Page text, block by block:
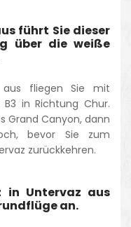
führt Sie dieser
über die weiße
aus fliegen Sie mit
in Richtung Chur.
Grand Canyon, dann
bevor Sie zum
zurückkehren.
in Untervaz aus
an.